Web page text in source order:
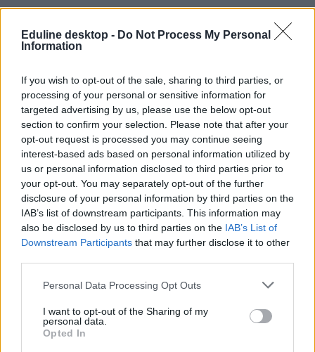
Eduline desktop - Do Not Process My Personal
Information
If you wish to opt-out of the sale, sharing to third parties, or
processing of your personal or sensitive information for
targeted advertising by us, please use the below opt-out
section to confirm your selection. Please note that after your
opt-out request is processed you may continue seeing
interest-based ads based on personal information utilized by
us or personal information disclosed to third parties prior to
your opt-out. You may separately opt-out of the further
disclosure of your personal information by third parties on the
IAB’s list of downstream participants. This information may
also be disclosed by us to third parties on the IAB’s List of
Downstream Participants that may further disclose it to other
Personal Data Processing Opt Outs
I want to opt-out of the Sharing of my
personal data.
Opted In
TED-Ed
ted-videó
matematikai írásjelek
ismeretterjeszto